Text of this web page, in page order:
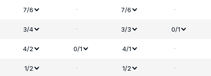
7/6 - 7/6 -
3/4 - 3/3 0/1
4/2 0/1 4/1 -
1/2 - 1/2 -